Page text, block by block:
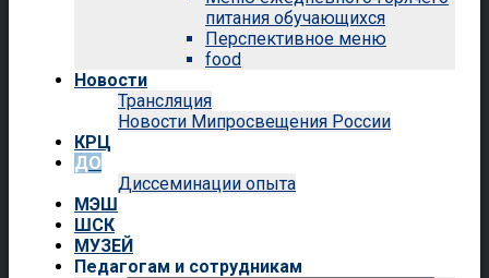
питания обучающихся
Перспективное меню
food
Новости
Трансляция
Новости Мипросвещения России
КРЦ
ДО
Диссеминации опыта
МЭШ
ШСК
МУЗЕЙ
Педагогам и сотрудникам